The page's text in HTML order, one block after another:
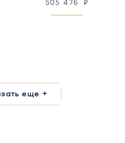
505 476 ₽
еще +